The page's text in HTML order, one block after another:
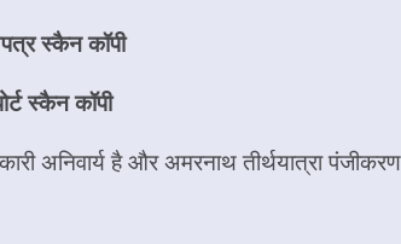
स्कैन कॉपी
स्कैन कॉपी
अनिवार्य है और अमरनाथ तीर्थयात्रा